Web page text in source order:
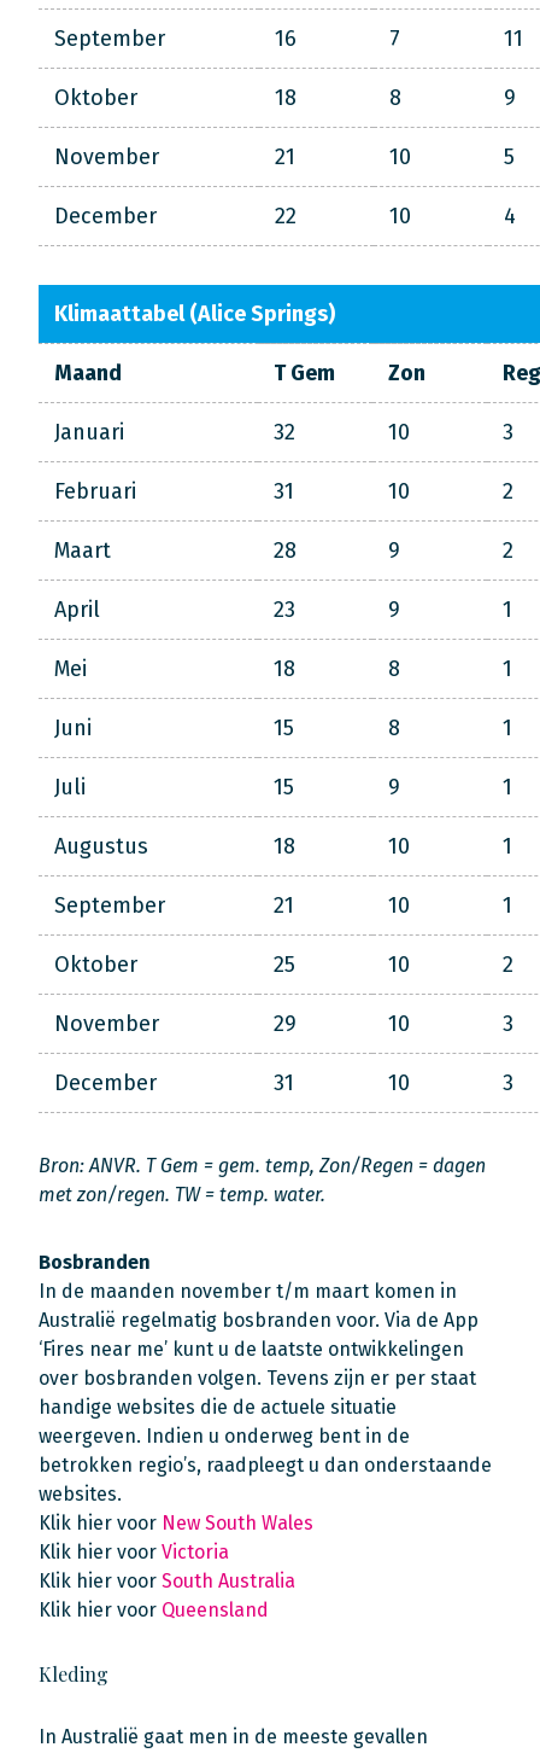
September 16 7 11
Oktober 18 8 9
November 21 10 5
December 22 10 4
Klimaattabel (Alice Springs)
Maand T Gem Zon
Januari 32 10 3
Februari 31 10 2
Maart 28 9 2
April 23 9 1
Mei 18 8 1
Juni 15 8 1
Juli 15 9 1
Augustus 18 10 1
September 21 10 1
Oktober 25 10 2
November 29 10 3
December 31 10 3
Bron: ANVR. T Gem = gem. temp, Zon/Regen = dagen
met zon/regen. TW = temp. water.
Bosbranden
In de maanden november t/m maart komen in
Australië regelmatig bosbranden voor. Via de App
‘Fires near me’ kunt u de laatste ontwikkelingen
over bosbranden volgen. Tevens zijn er per staat
handige websites die de actuele situatie
weergeven. Indien u onderweg bent in de
betrokken regio’s, raadpleegt u dan onderstaande
websites.
Klik hier voor New South Wales
Klik hier voor Victoria
Klik hier voor South Australia
Klik hier voor Queensland
Kleding
In Australië gaat men in de meeste gevallen